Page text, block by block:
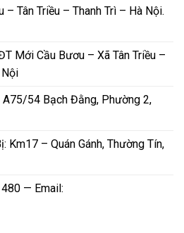
Tân Triều – Thanh Trì – Hà Nội.
Mới Cầu Bươu – Xã Tân Triều –
Nội
A75/54 Bạch Đằng, Phường 2,
Km17 – Quán Gánh, Thường Tín,
— Email: